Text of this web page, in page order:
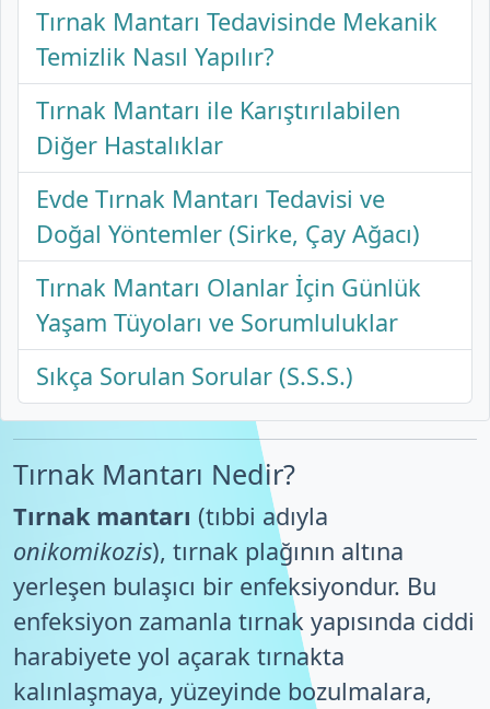
Tırnak Mantarı Tedavisinde Mekanik
Temizlik Nasıl Yapılır?
Tırnak Mantarı ile Karıştırılabilen
Diğer Hastalıklar
Evde Tırnak Mantarı Tedavisi ve
Doğal Yöntemler (Sirke, Çay Ağacı)
Tırnak Mantarı Olanlar İçin Günlük
Yaşam Tüyoları ve Sorumluluklar
Sıkça Sorulan Sorular (S.S.S.)
Tırnak Mantarı Nedir?
Tırnak mantarı (tıbbi adıyla
onikomikozis), tırnak plağının altına
yerleşen bulaşıcı bir enfeksiyondur. Bu
enfeksiyon zamanla tırnak yapısında ciddi
harabiyete yol açarak tırnakta
kalınlaşmaya, yüzeyinde bozulmalara,